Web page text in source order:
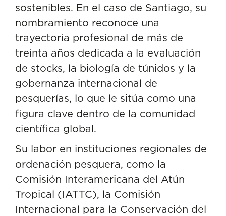
sostenibles. En el caso de Santiago, su
nombramiento reconoce una
trayectoria profesional de más de
treinta años dedicada a la evaluación
de stocks, la biología de túnidos y la
gobernanza internacional de
pesquerías, lo que le sitúa como una
figura clave dentro de la comunidad
científica global.
Su labor en instituciones regionales de
ordenación pesquera, como la
Comisión Interamericana del Atún
Tropical (IATTC), la Comisión
Internacional para la Conservación del